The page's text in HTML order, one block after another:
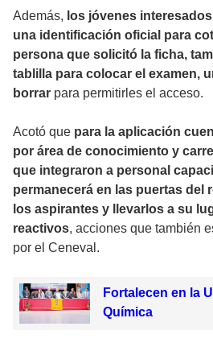
Además, los jóvenes
una identificación oficial para
persona que solicitó la ficha,
tablilla para colocar el examen,
borrar para permitirles el acceso.
Acotó que para la aplicación
por área de conocimiento y
que integraron a personal
permanecerá en las puertas del
los aspirantes y llevarlos a su
reactivos, acciones que también
por el Ceneval.
Fortalecen en la
Química